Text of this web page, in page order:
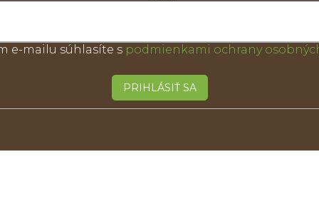
e-mailu súhlasíte s podmienkami ochrany
PRIHLÁSIŤ SA